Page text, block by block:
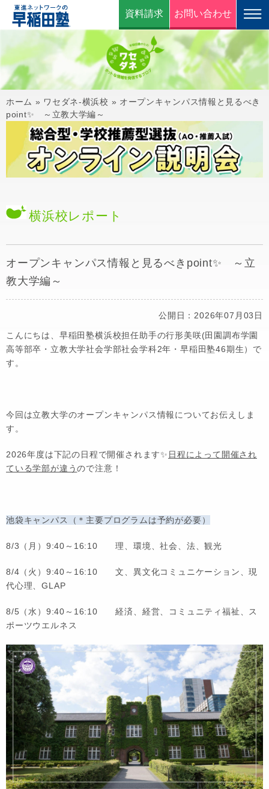
資料請求 お問い合わせ
ホーム » ワセダネ-横浜校 » オープンキャンパス情報と見るべき
point✨ ～立教大学編～
横浜校レポート
オープンキャンパス情報と見るべきpoint✨ ～立
教大学編～
公開日：2026年07月03日
こんにちは、早稲田塾横浜校担任助手の行形美咲(田園調布学園
高等部卒・立教大学社会学部社会学科2年・早稲田塾46期生）で
す。
今回は立教大学のオープンキャンパス情報についてお伝えしま
す。
2026年度は下記の日程で開催されます✨ 日程によって開催され
ている学部が違うので注意！
池袋キャンパス（＊主要プログラムは予約が必要）
8/3（月）9:40～16:10 理、環境、社会、法、観光
8/4（火）9:40～16:10 文、異文化コミュニケーション、現
代心理、GLAP
8/5（水）9:40～16:10 経済、経営、コミュニティ福祉、ス
ポーツウエルネス